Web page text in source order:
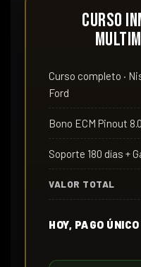
Curso
Curso completo ·
Ford
Bono ECM Pinout
Soporte 180 días +
VALOR TOTAL
HOY, PAGO ÚNICO